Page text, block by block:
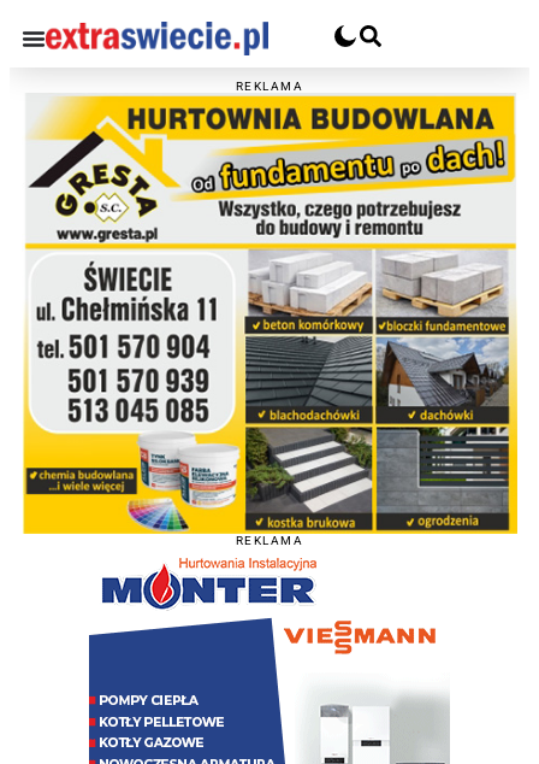
REKLAMA
REKLAMA